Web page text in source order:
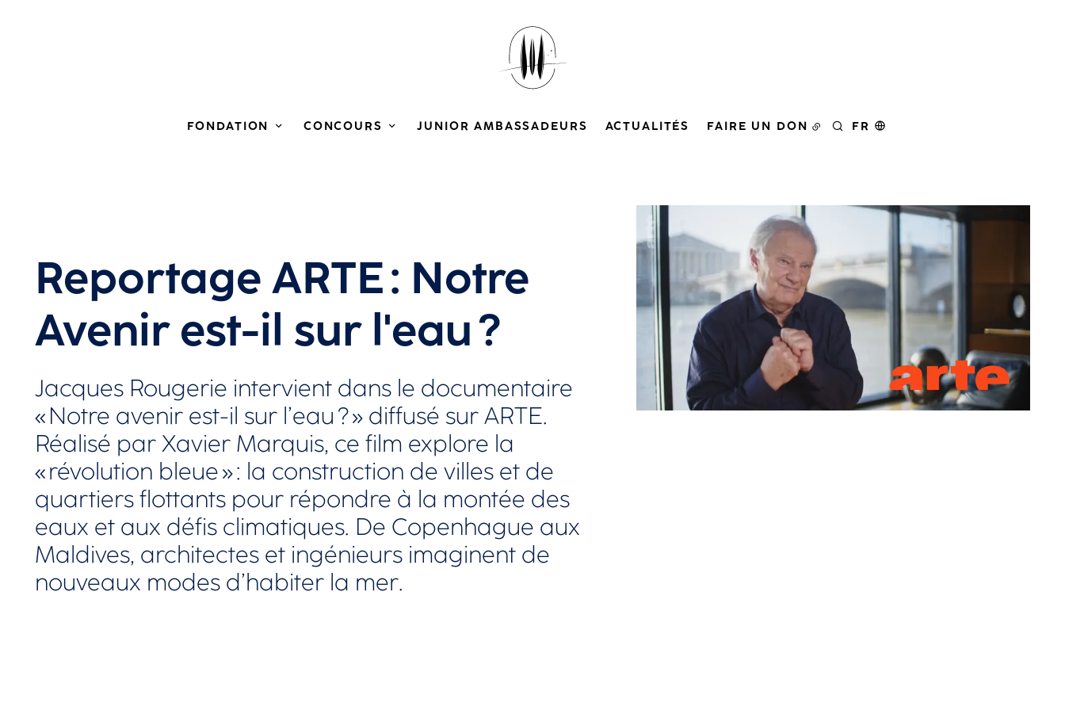
FONDATION CONCOURS JUNIOR AMBASSADEURS ACTUALITÉS FAIRE UN DON RECHERCHER
FR
Reportage ARTE : Notre
Avenir est-il sur l'eau ?
Jacques Rougerie intervient dans le documentaire
« Notre avenir est-il sur l’eau ? » diffusé sur ARTE.
Réalisé par Xavier Marquis, ce film explore la
« révolution bleue » : la construction de villes et de
quartiers flottants pour répondre à la montée des
eaux et aux défis climatiques. De Copenhague aux
Maldives, architectes et ingénieurs imaginent de
nouveaux modes d’habiter la mer.
Agrandir